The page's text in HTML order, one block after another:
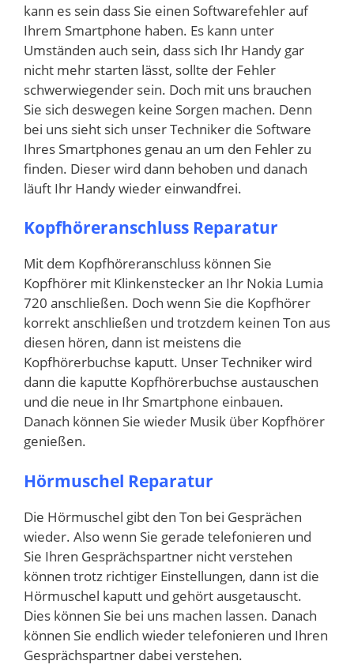
kann es sein dass Sie einen Softwarefehler auf
Ihrem Smartphone haben. Es kann unter
Umständen auch sein, dass sich Ihr Handy gar
nicht mehr starten lässt, sollte der Fehler
schwerwiegender sein. Doch mit uns brauchen
Sie sich deswegen keine Sorgen machen. Denn
bei uns sieht sich unser Techniker die Software
Ihres Smartphones genau an um den Fehler zu
finden. Dieser wird dann behoben und danach
läuft Ihr Handy wieder einwandfrei.
Kopfhöreranschluss Reparatur
Mit dem Kopfhöreranschluss können Sie
Kopfhörer mit Klinkenstecker an Ihr Nokia Lumia
720 anschließen. Doch wenn Sie die Kopfhörer
korrekt anschließen und trotzdem keinen Ton aus
diesen hören, dann ist meistens die
Kopfhörerbuchse kaputt. Unser Techniker wird
dann die kaputte Kopfhörerbuchse austauschen
und die neue in Ihr Smartphone einbauen.
Danach können Sie wieder Musik über Kopfhörer
genießen.
Hörmuschel Reparatur
Die Hörmuschel gibt den Ton bei Gesprächen
wieder. Also wenn Sie gerade telefonieren und
Sie Ihren Gesprächspartner nicht verstehen
können trotz richtiger Einstellungen, dann ist die
Hörmuschel kaputt und gehört ausgetauscht.
Dies können Sie bei uns machen lassen. Danach
können Sie endlich wieder telefonieren und Ihren
Gesprächspartner dabei verstehen.